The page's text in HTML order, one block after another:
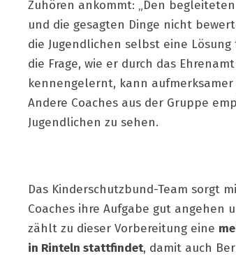
Zuhören ankommt: „Den
und die gesagten Dinge nicht
die Jugendlichen selbst eine
die Frage, wie er durch das
kennengelernt, kann
Andere Coaches aus der Gruppe
Jugendlichen zu sehen.
Das Kinderschutzbund-Team sorgt
Coaches ihre Aufgabe gut angehen
zählt zu dieser Vorbereitung eine
in Rinteln stattfindet, damit auch